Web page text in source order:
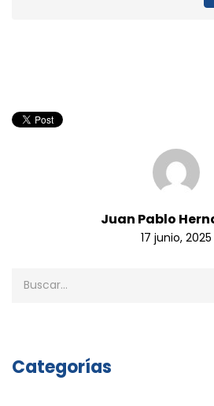
Juan Pablo
17 junio, 2025
Categorías